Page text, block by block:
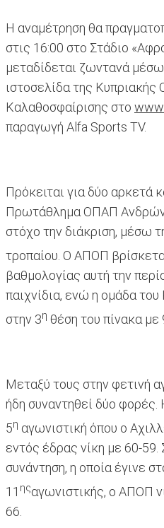
Η αναμέτρηση θα
στις 16:00 στο Στάδιο
μεταδίδεται ζωντανά
ιστοσελίδα της Κυπριακής
Καλαθοσφαίρισης στο
παραγωγή Alfa Sports TV.
Πρόκειται για δύο αρκετά
Πρωτάθλημα ΟΠΑΠ
στόχο την διάκριση, μέσω
τροπαίου. Ο ΑΠΟΠ
βαθμολογίας αυτή την
παιχνίδια, ενώ η ομάδα του
στην 3η θέση του πίνακα με
Μεταξύ τους στην φετινή
ήδη συναντηθεί δύο
5η αγωνιστική όπου ο
εντός έδρας νίκη με 60-59.
συνάντηση, η οποία έγινε
11 ηςαγωνιστικής, ο ΑΠΟΠ
66.